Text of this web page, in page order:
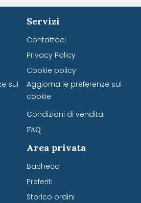
sui
Servizi
Contattaci
Privacy Policy
Cookie policy
Aggiorna le preferenze sui
cookie
Condizioni di vendita
FAQ
Area privata
Bacheca
Preferiti
Storico ordini